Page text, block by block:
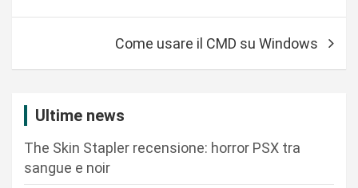
Come usare il CMD su Windows
Ultime news
The Skin Stapler recensione: horror PSX tra
sangue e noir